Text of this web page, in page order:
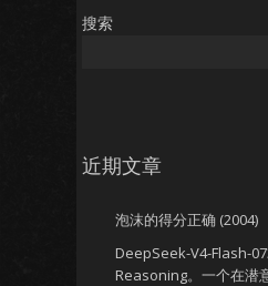
搜索
近期文章
泡沫的得分正确 (2004)
DeepSeek-V4-Flash-
Reasoning。一个在潜